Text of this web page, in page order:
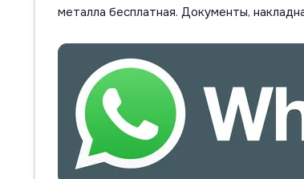
металла бесплатная. Документы,